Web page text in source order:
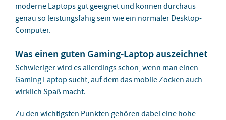
moderne Laptops gut geeignet und können durchaus
genau so leistungsfähig sein wie ein normaler Desktop-
Computer.
Was einen guten Gaming-Laptop auszeichnet
Schwieriger wird es allerdings schon, wenn man einen
Gaming Laptop sucht, auf dem das mobile Zocken auch
wirklich Spaß macht.
Zu den wichtigsten Punkten gehören dabei eine hohe